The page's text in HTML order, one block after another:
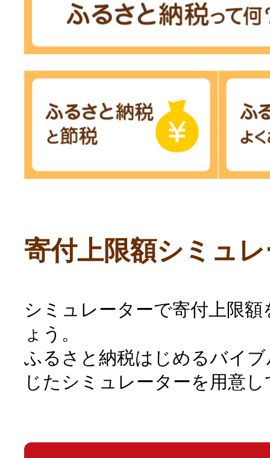
寄付上限額シミュ
シミュレーターで寄付上限
ょう。
ふるさと納税はじめるバイ
じたシミュレーターを用意